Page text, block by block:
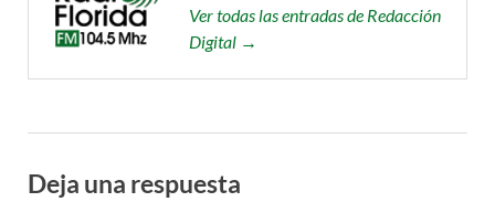
Ver todas las entradas de Redacción
Digital →
Deja una respuesta